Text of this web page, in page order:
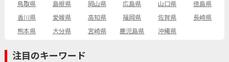
鳥取県
島根県 岡山県 広島県 山口県
徳島県
香川県
愛媛県 高知県 福岡県 佐賀県
長崎県
熊本県
大分県 宮崎県 鹿児島県 沖縄県
注目のキーワード